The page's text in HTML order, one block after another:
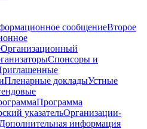
сообщениеВторое
Организационный
Спонсоры и
Пленарные докладыУстные
Программа
указательОрганизации-
Дополнительная информация